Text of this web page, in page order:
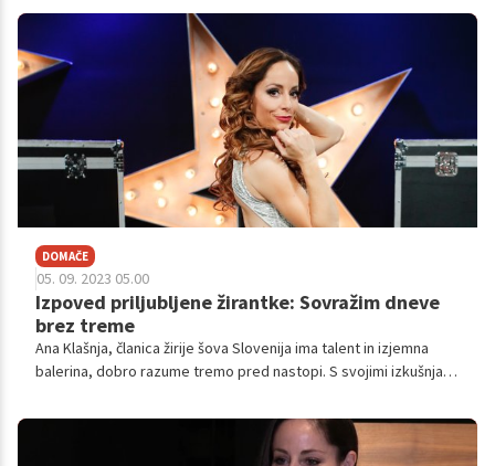
je estetika giba, estetika izgleda," pripoveduje balerina Ana
Klašnja, ki priznava, da balet spodbuja težnjo po določenih
lepotnih idealih. Balerine naj bi bila lahkotne, z dolgimi in tankimi
linijami, vsekakor pa morajo paziti tudi pri prehrani.
DOMAČE
05. 09. 2023 05.00
Izpoved priljubljene žirantke: Sovražim dneve
brez treme
Ana Klašnja, članica žirije šova Slovenija ima talent in izjemna
balerina, dobro razume tremo pred nastopi. S svojimi izkušnjami
lastne občutke o tremi. Hkrati nam je razkrila, kako člani žirije
pomagajo premagovati tremo pri tekmovalcih.